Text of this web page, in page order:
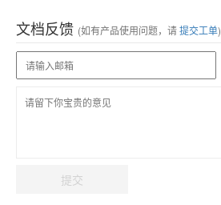
文档反馈 (如有产品使用问题，请提交工单)
提交